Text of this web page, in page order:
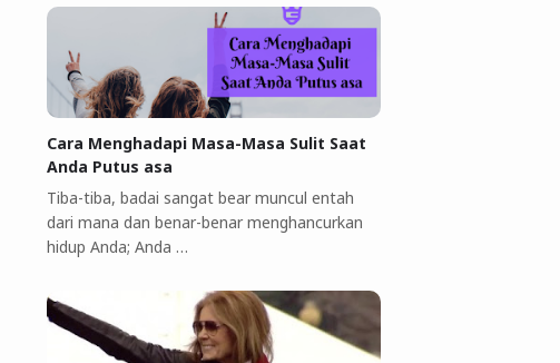
Cara Menghadapi Masa-Masa Sulit Saat
Anda Putus asa
Tiba-tiba, badai sangat bear muncul entah
dari mana dan benar-benar menghancurkan
hidup Anda; Anda …